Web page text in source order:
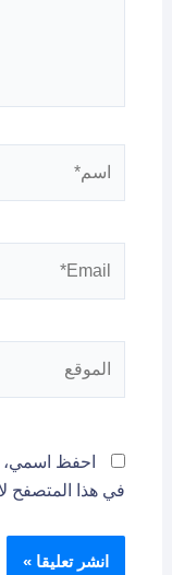
احفظ اسمي،
في هذا المتصفح